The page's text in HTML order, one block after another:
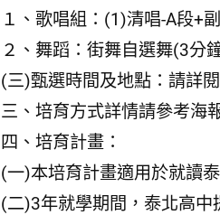
１、歌唱組：(1)清唱-A段+
２、舞蹈：街舞自選舞(3分
(三)甄選時間及地點：請詳
三、培育方式詳情請參考海
四、培育計畫：
(一)本培育計畫適用於就讀
(二)3年就學期間，泰北高